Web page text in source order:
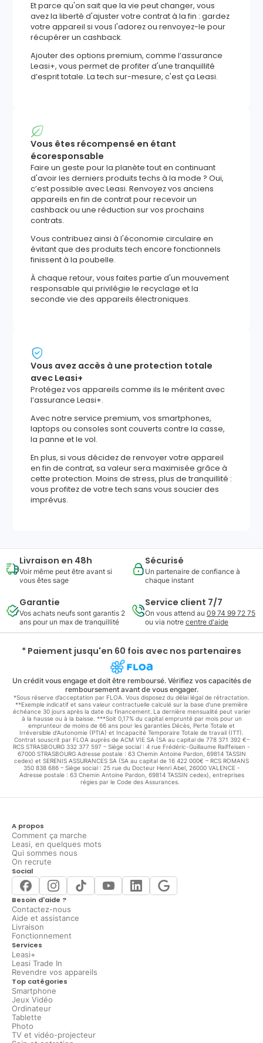
Et parce qu'on sait que la vie peut changer, vous
avez la liberté d'ajuster votre contrat à la fin : gardez
votre appareil si vous l'adorez ou renvoyez-le pour
récupérer un cashback.
Ajouter des options premium, comme l’assurance
Leasi+, vous permet de profiter d'une tranquillité
d’esprit totale. La tech sur-mesure, c'est ça Leasi.
Vous êtes récompensé en étant
écoresponsable
Faire un geste pour la planète tout en continuant
d'avoir les derniers produits techs à la mode ? Oui,
c’est possible avec Leasi. Renvoyez vos anciens
appareils en fin de contrat pour recevoir un
cashback ou une réduction sur vos prochains
contrats.
Vous contribuez ainsi à l'économie circulaire en
évitant que des produits tech encore fonctionnels
finissent à la poubelle.
À chaque retour, vous faites partie d'un mouvement
responsable qui privilégie le recyclage et la
seconde vie des appareils électroniques.
Vous avez accès à une protection totale
avec Leasi+
Protégez vos appareils comme ils le méritent avec
l’assurance Leasi+.
Avec notre service premium, vos smartphones,
laptops ou consoles sont couverts contre la casse,
la panne et le vol.
En plus, si vous décidez de renvoyer votre appareil
en fin de contrat, sa valeur sera maximisée grâce à
cette protection. Moins de stress, plus de tranquillité :
vous profitez de votre tech sans vous soucier des
imprévus.
Livraison en 48h
Voir même peut être avant si
vous êtes sage
Sécurisé
Un partenaire de confiance à
chaque instant
Garantie
Vos achats neufs sont garantis 2
ans pour un max de tranquillité
Service client 7/7
On vous attend au 09 74 99 72 75
ou via notre centre d'aide
* Paiement jusqu'en 60 fois avec nos partenaires
Un crédit vous engage et doit être remboursé. Vérifiez vos capacités de
remboursement avant de vous engager.
*Sous réserve d’acceptation par FLOA. Vous disposez du délai légal de rétractation.
**Exemple indicatif et sans valeur contractuelle calculé sur la base d'une première
échéance 30 jours après la date du financement. La dernière mensualité peut varier
à la hausse ou à la baisse. ***Soit 0,17% du capital emprunté par mois pour un
emprunteur de moins de 66 ans pour les garanties Décès, Perte Totale et
Irréversible d'Autonomie (PTIA) et Incapacité Temporaire Totale de travail (ITT).
Contrat souscrit par FLOA auprès de ACM VIE SA (SA au capital de 778 371 392 €–
RCS STRASBOURG 332 377 597 – Siège social : 4 rue Frédéric-Guillaume Raiffeisen -
67000 STRASBOURG Adresse postale : 63 Chemin Antoine Pardon, 69814 TASSIN
cedex) et SERENIS ASSURANCES SA (SA au capital de 16 422 000€ – RCS ROMANS
350 838 686 – Siège social : 25 rue du Docteur Henri Abel, 26000 VALENCE -
Adresse postale : 63 Chemin Antoine Pardon, 69814 TASSIN cedex), entreprises
régies par le Code des Assurances.
A propos
Comment ça marche
Leasi, en quelques mots
Qui sommes nous
On recrute
Social
Besoin d'aide ?
Contactez-nous
Aide et assistance
Livraison
Fonctionnement
Services
Leasi+
Leasi Trade In
Revendre vos appareils
Top catégories
Smartphone
Jeux Vidéo
Ordinateur
Tablette
Photo
TV et vidéo-projecteur